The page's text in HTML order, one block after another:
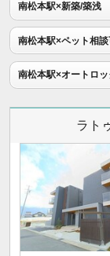
南松本駅×新築/築浅
南松本駅×ペット相
南松本駅×オートロッ
ラト